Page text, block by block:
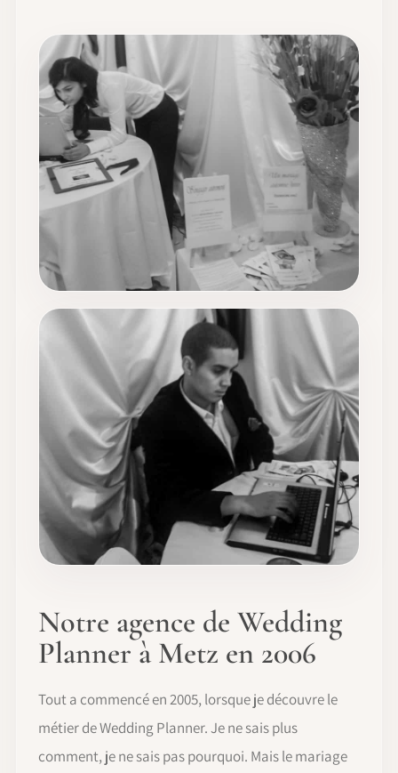
Notre agence de Wedding
Planner à Metz en 2006
Tout a commencé en 2005, lorsque je découvre le
métier de Wedding Planner. Je ne sais plus
comment, je ne sais pas pourquoi. Mais le mariage